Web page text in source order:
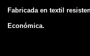
Fabricada en textil
Económica.